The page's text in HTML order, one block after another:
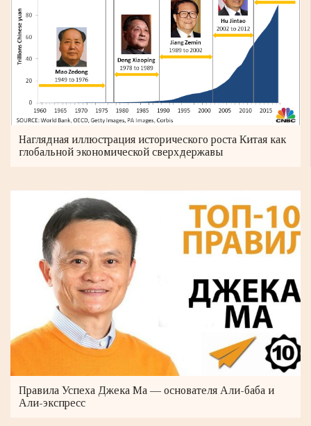
Наглядная иллюстрация исторического роста Китая как
глобальной экономической сверхдержавы
Правила Успеха Джека Ма — основателя Али-баба и
Али-экспресс